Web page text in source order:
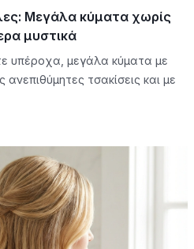
Μεγάλα κύματα χωρίς
μυστικά
υπέροχα, μεγάλα κύματα με
τσακίσεις και με